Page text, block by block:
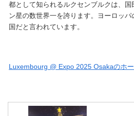
都として知られるルクセンブルクは、国
ン星の数世界一を誇ります。ヨーロッ
国だと言われています。
Luxembourg @ Expo 2025 Osakaのホ